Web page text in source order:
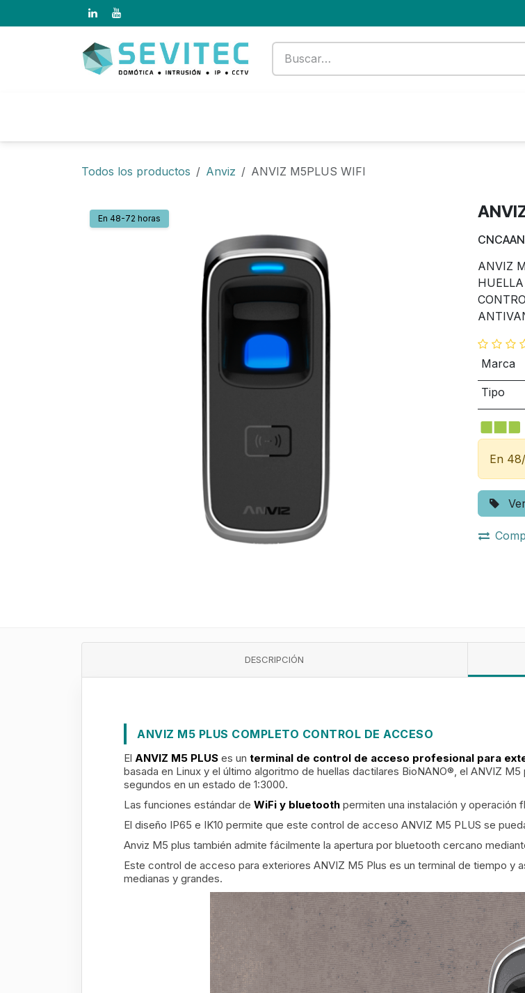
Todos los productos Anviz ANVIZ M5PLUS WIFI
En 48-72 horas
ANVIZ
Marca
Tipo
En
DESCRIPCIÓN
ANVIZ M5 PLUS COMPLETO CONTROL DE ACCESO
El ANVIZ M5 PLUS es un terminal de control de acceso profesional para
basada en Linux y el último algoritmo de huellas dactilares BioNANO®, el ANVIZ
segundos en un estado de 1:3000.
Las funciones estándar de WiFi y bluetooth permiten una instalación y operación
El diseño IP65 e IK10 permite que este control de acceso ANVIZ M5 PLUS se
Anviz M5 plus también admite fácilmente la apertura por bluetooth cercano
Este control de acceso para exteriores ANVIZ M5 Plus es un terminal de tiempo y
medianas y grandes.